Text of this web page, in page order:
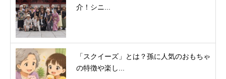
介！シニ...
「スクイーズ」とは？孫に人気のおもちゃ
の特徴や楽し...